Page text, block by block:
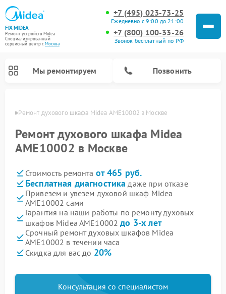
FIX-MIDEA
Ремонт устройств Midea
Специализированный
cервисный центр г.Москва
+7 (495) 023-73-25
Ежедневно с 9:00 до 21:00
+7 (800) 100-33-26
Звонок бесплатный по РФ
Мы ремонтируем Позвонить
Ремонт духового шкафа Midea AME10002 в Москве
Ремонт духового шкафа Midea
AME10002 в Москве
Стоимость ремонта от 465 руб.
Бесплатная диагностика даже при отказе
Привезем и увезем духовой шкаф Midea
AME10002 сами
Гарантия на наши работы по ремонту духовых
шкафов Midea AME10002до 3-х лет
Срочный ремонт духовых шкафов Midea
AME10002 в течении часа
Скидка для вас до 20%
Консультация со специалистом